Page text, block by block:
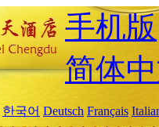
手机版
简体
한국어 Deutsch Français